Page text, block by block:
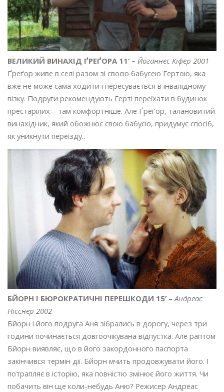
ВЕЛИКИЙ ВИНАХІД ҐРЕҐОРА 11’ – Йоганнес Кіфер 2001
Ґреґор живе в селі разом зі своєю бабусею Гертою, яка
вже не може сама ходити і пересувається в інвалідному
візку. Подруги рекомендують Герті переїхати в будинок
престарілих – там комфортніше. Але Ґреґор, талановитий
винахідник, який обожнює свою бабусю, придумує спосіб,
як уникнути переїзду..
БЙОРН І БЮРОКРАТИЧНІ ПЕРЕШКОДИ 15’ –Андреас
Нісснер 2002
Бйорн і його подруга Аня зібрались в дорогу, через три
години починається довгоочікувана відпустка. Але раптом
Бйорн виявляє, що в його закордонного паспорта
закінчився термін дії. Бйорн мчить продовжувати його. І
потрапляє в історію, яка повністю змінює його життя. Чи
побачить він ще коли-небудь Аню? Режисер Андреас